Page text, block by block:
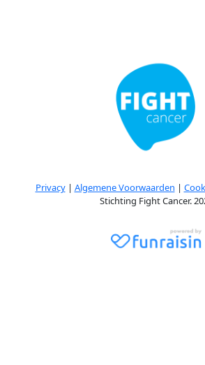
Privacy| Algemene Voorwaarden |
Stichting Fight Cancer.